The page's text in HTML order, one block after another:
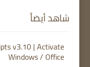
شاهد أيضاً
v3.10 | Activate
Windows / Office